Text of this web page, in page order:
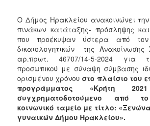
Ο Δήμος Ηρακλείου ανακοινώνει
πινάκων κατάταξης- πρόσληψης
που προέκυψαν ύστερα από
δικαιολογητικών της
αρ.πρωτ. 46707/14-5-2024 για
προσωπικού με σύναψη σύμβασης
ορισμένου χρόνου στο πλαίσιο του
προγράμματος «Κρήτη
συγχρηματοδοτούμενο από
κοινωνικό ταμείο με τίτλο:
γυναικών Δήμου Ηρακλείου».